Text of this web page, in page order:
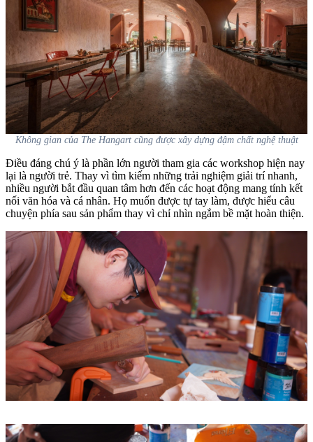
Không gian của The Hangart cũng được xây dựng đậm chất nghệ thuật
Điều đáng chú ý là phần lớn người tham gia các workshop hiện nay
lại là người trẻ. Thay vì tìm kiếm những trải nghiệm giải trí nhanh,
nhiều người bắt đầu quan tâm hơn đến các hoạt động mang tính kết
nối văn hóa và cá nhân. Họ muốn được tự tay làm, được hiểu câu
chuyện phía sau sản phẩm thay vì chỉ nhìn ngắm bề mặt hoàn thiện.